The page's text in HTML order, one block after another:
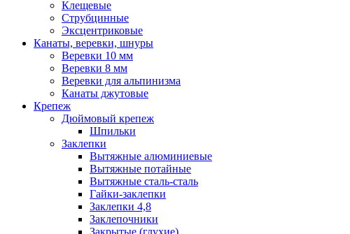
Клещевые
Струбцинные
Эксцентриковые
Канаты, веревки, шнуры
Веревки 10 мм
Веревки 8 мм
Веревки для альпинизма
Канаты джутовые
Крепеж
Дюймовый крепеж
Шпильки
Заклепки
Вытяжные алюминиевые
Вытяжные потайные
Вытяжные сталь-сталь
Гайки-заклепки
Заклепки 4,8
Заклепочники
Закрытые (глухие)